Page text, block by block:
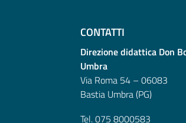
CONTATTI
Direzione didattica Don
Umbra
Via Roma 54 – 06083
Bastia Umbra (PG)
Tel. 075 8000583